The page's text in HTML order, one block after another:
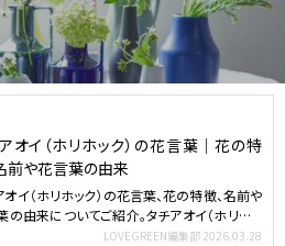
オイ（ホリホック）の花言葉｜花の特
前や花言葉の由来
オイ（ホリホック）の花言葉、花の特徴、名前や
の由来についてご紹介。タチアオイ（ホリホッ
LOVEGREEN編集部 2026.03.28